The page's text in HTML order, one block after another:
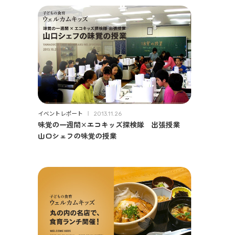
イベントレポート 2013.11.26
味覚の一週間×エコキッズ探検隊 出張授業
山口シェフの味覚の授業